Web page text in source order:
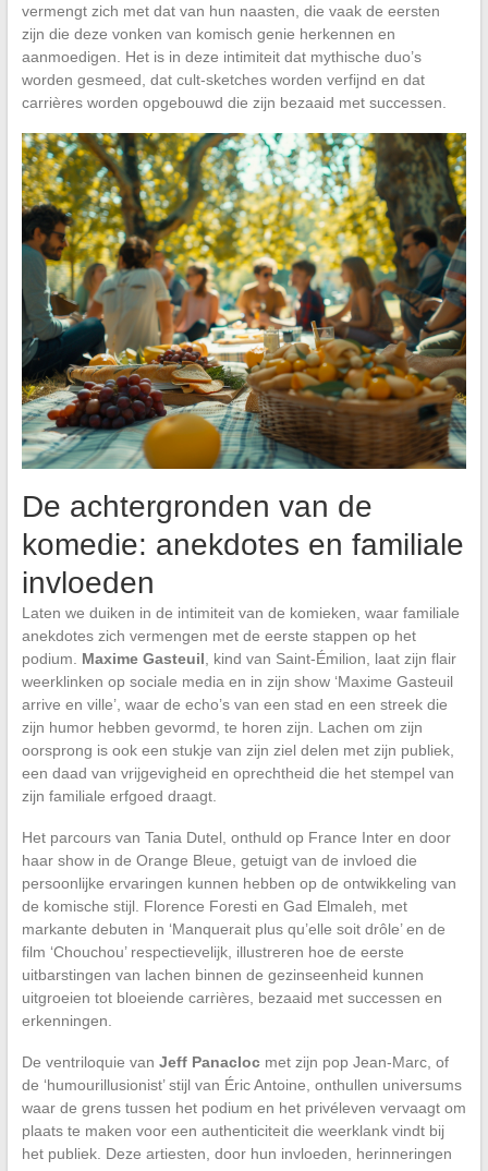
vermengt zich met dat van hun naasten, die vaak de eersten
zijn die deze vonken van komisch genie herkennen en
aanmoedigen. Het is in deze intimiteit dat mythische duo’s
worden gesmeed, dat cult-sketches worden verfijnd en dat
carrières worden opgebouwd die zijn bezaaid met successen.
De achtergronden van de
komedie: anekdotes en familiale
invloeden
Laten we duiken in de intimiteit van de komieken, waar familiale
anekdotes zich vermengen met de eerste stappen op het
podium. Maxime Gasteuil , kind van Saint-Émilion, laat zijn flair
weerklinken op sociale media en in zijn show ‘Maxime Gasteuil
arrive en ville’, waar de echo’s van een stad en een streek die
zijn humor hebben gevormd, te horen zijn. Lachen om zijn
oorsprong is ook een stukje van zijn ziel delen met zijn publiek,
een daad van vrijgevigheid en oprechtheid die het stempel van
zijn familiale erfgoed draagt.
Het parcours van Tania Dutel, onthuld op France Inter en door
haar show in de Orange Bleue, getuigt van de invloed die
persoonlijke ervaringen kunnen hebben op de ontwikkeling van
de komische stijl. Florence Foresti en Gad Elmaleh, met
markante debuten in ‘Manquerait plus qu’elle soit drôle’ en de
film ‘Chouchou’ respectievelijk, illustreren hoe de eerste
uitbarstingen van lachen binnen de gezinseenheid kunnen
uitgroeien tot bloeiende carrières, bezaaid met successen en
erkenningen.
De ventriloquie van Jeff Panaclocmet zijn pop Jean-Marc, of
de ‘humourillusionist’ stijl van Éric Antoine, onthullen universums
waar de grens tussen het podium en het privéleven vervaagt om
plaats te maken voor een authenticiteit die weerklank vindt bij
het publiek. Deze artiesten, door hun invloeden, herinneringen